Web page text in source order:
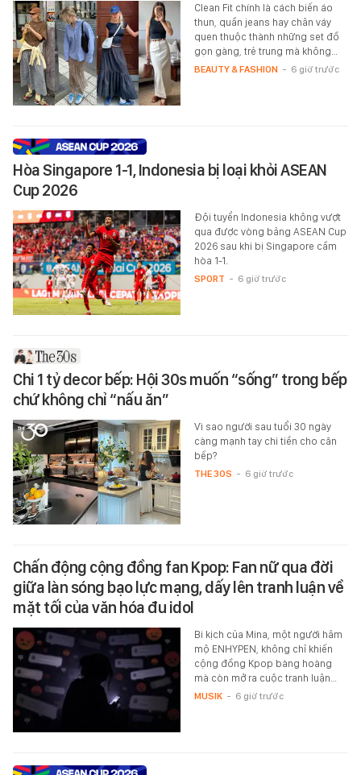
Clean Fit chính là cách biến áo
thun, quần jeans hay chân váy
quen thuộc thành những set đồ
gọn gàng, trẻ trung mà không…
BEAUTY & FASHION - 6 giờ trước
Hòa Singapore 1-1, Indonesia bị loại khỏi ASEAN
Cup 2026
Đội tuyển Indonesia không vượt
qua được vòng bảng ASEAN Cup
2026 sau khi bị Singapore cầm
hòa 1-1.
SPORT - 6 giờ trước
Chi 1 tỷ decor bếp: Hội 30s muốn “sống” trong bếp
chứ không chỉ “nấu ăn”
Vì sao người sau tuổi 30 ngày
càng mạnh tay chi tiền cho căn
bếp?
THE 30S - 6 giờ trước
Chấn động cộng đồng fan Kpop: Fan nữ qua đời
giữa làn sóng bạo lực mạng, dấy lên tranh luận về
mặt tối của văn hóa đu idol
Bi kịch của Mina, một người hâm
mộ ENHYPEN, không chỉ khiến
cộng đồng Kpop bàng hoàng
mà còn mở ra cuộc tranh luận…
MUSIK - 6 giờ trước